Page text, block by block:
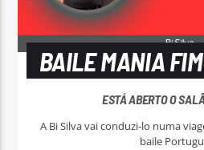
BAILE MANIA
ESTÁ ABERTO O
A Bi Silva vai conduzi-lo numa
baile